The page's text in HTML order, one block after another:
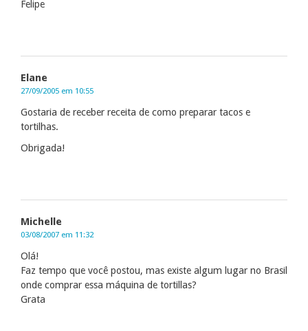
Felipe
Elane
27/09/2005 em 10:55
Gostaria de receber receita de como preparar tacos e
tortilhas.
Obrigada!
Michelle
03/08/2007 em 11:32
Olá!
Faz tempo que você postou, mas existe algum lugar no Brasil
onde comprar essa máquina de tortillas?
Grata